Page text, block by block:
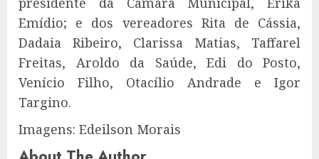
Emídio; e dos vereadores Rita de Cássia,
Dadaia Ribeiro, Clarissa Matias, Taffarel
Freitas, Aroldo da Saúde, Edi do Posto,
Venício Filho, Otacílio Andrade e Igor
Targino.
Imagens: Edeilson Morais